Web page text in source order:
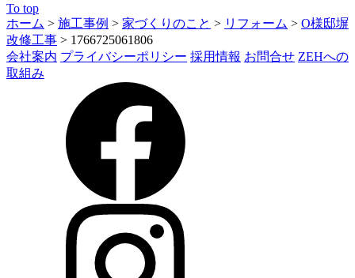
To top
ホーム > 施工事例 > 家づくりのこと > リフォーム > O様邸塀
改修工事 > 1766725061806
会社案内 プライバシーポリシー 採用情報 お問合せ ZEHへの
取組み